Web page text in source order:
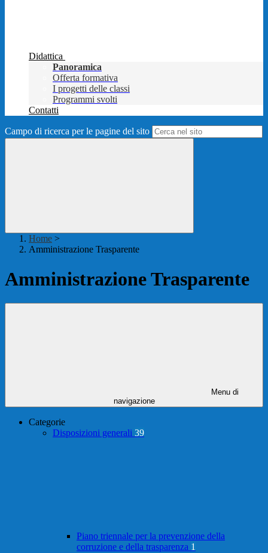
Didattica
Panoramica
Offerta formativa
I progetti delle classi
Programmi svolti
Contatti
Campo di ricerca per le pagine del sito
Home >
Amministrazione Trasparente
Amministrazione Trasparente
Menu di
navigazione
Categorie
Disposizioni generali 39
Piano triennale per la prevenzione della
corruzione e della trasparenza 1